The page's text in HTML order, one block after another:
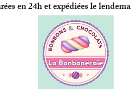
en 24h et expédiées le